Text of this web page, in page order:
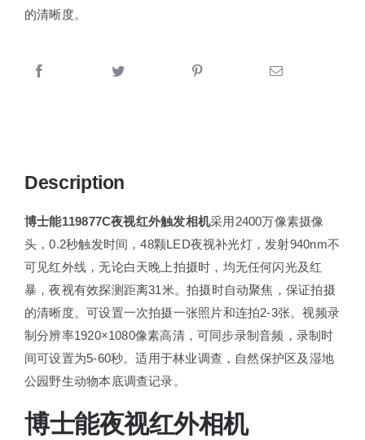
的清晰度。
Description
博士能119877C夜视红外触发相机采用2400万像素摄像
头，0.2秒触发时间，48颗LED夜视补光灯，发射940nm不
可见红外线，无论白天晚上拍摄时，均无任何闪光及红
暴，夜视有效探测距离31米。拍摄时自动聚焦，保证拍摄
的清晰度。可设置一次拍摄一张照片和连拍2-3张。视频录
制分辨率1920×1080像素高清，可同步录制音频，录制时
间可设置为5-60秒。适用于林业调查，自然保护区及湿地
公园野生动物本底调查记录。
博士能夜视红外相机